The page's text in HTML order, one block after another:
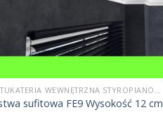
SZTUKATERIA WEWNĘTRZNA STYROPIANOWA
sufitowa FE9 Wysokość 12 cm